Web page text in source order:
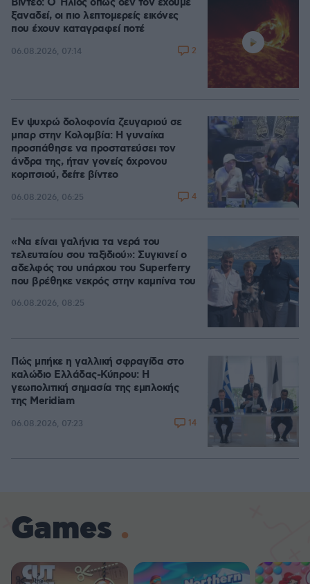
Βίντεο: Ο Ήλιος όπως δεν τον έχουμε
ξαναδεί, οι πιο λεπτομερείς εικόνες
που έχουν καταγραφεί ποτέ
06.08.2026, 07:14 2
Εν ψυχρώ δολοφονία ζευγαριού σε
μπαρ στην Κολομβία: Η γυναίκα
προσπάθησε να προστατεύσει τον
άνδρα της, ήταν γονείς 6χρονου
κοριτσιού, δείτε βίντεο
06.08.2026, 06:25 4
«Να είναι γαλήνια τα νερά του
τελευταίου σου ταξιδιού»: Συγκινεί ο
αδελφός του υπάρχου του Superferry
που βρέθηκε νεκρός στην καμπίνα του
06.08.2026, 08:25
Πώς μπήκε η γαλλική σφραγίδα στο
καλώδιο Ελλάδας-Κύπρου: Η
γεωπολιτική σημασία της εμπλοκής
της Meridiam
06.08.2026, 07:23 14
Games